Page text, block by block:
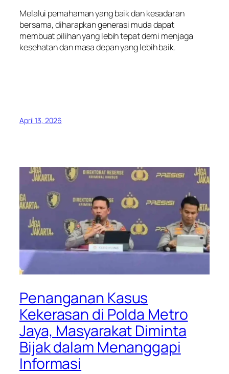
Melalui pemahaman yang baik dan kesadaran
bersama, diharapkan generasi muda dapat
membuat pilihan yang lebih tepat demi menjaga
kesehatan dan masa depan yang lebih baik.
April 13, 2026
Penanganan Kasus
Kekerasan di Polda Metro
Jaya, Masyarakat Diminta
Bijak dalam Menanggapi
Informasi